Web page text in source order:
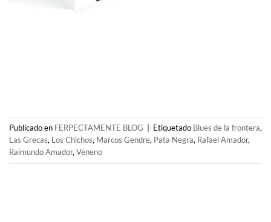
Publicado en FERPECTAMENTE BLOG Etiquetado Blues de la frontera,
Las Grecas, Los Chichos, Marcos Gendre, Pata Negra, Rafael Amador,
Raimundo Amador,Veneno